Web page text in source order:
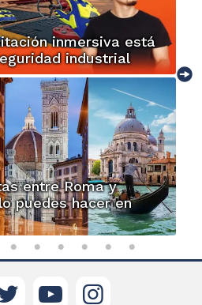
inmersiva está
industrial
entre Roma y
puedes hacer en